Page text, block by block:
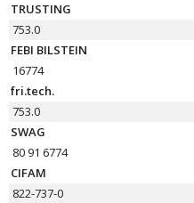
TRUSTING
753.0
FEBI BILSTEIN
16774
fri.tech.
753.0
SWAG
80 91 6774
CIFAM
822-737-0